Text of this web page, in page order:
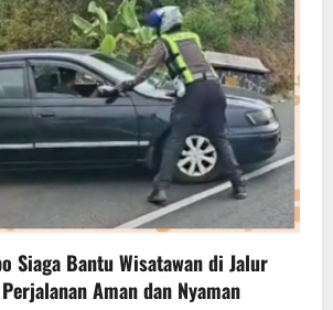
Siaga Bantu Wisatawan di Jalur
Aman dan Nyaman